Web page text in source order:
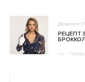
Дозвілля
РЕЦЕПТ